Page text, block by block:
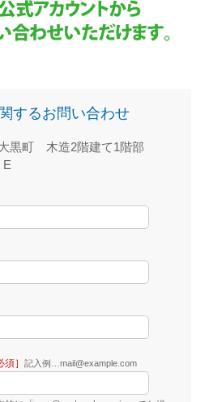
するお問い合わせ
黒町 木造2階建て1階部
須］ 記入例…mail@example.com